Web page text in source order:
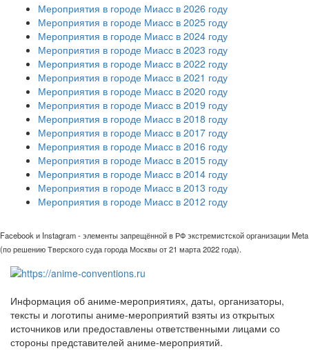
Мероприятия в городе Миасс в 2026 году
Мероприятия в городе Миасс в 2025 году
Мероприятия в городе Миасс в 2024 году
Мероприятия в городе Миасс в 2023 году
Мероприятия в городе Миасс в 2022 году
Мероприятия в городе Миасс в 2021 году
Мероприятия в городе Миасс в 2020 году
Мероприятия в городе Миасс в 2019 году
Мероприятия в городе Миасс в 2018 году
Мероприятия в городе Миасс в 2017 году
Мероприятия в городе Миасс в 2016 году
Мероприятия в городе Миасс в 2015 году
Мероприятия в городе Миасс в 2014 году
Мероприятия в городе Миасс в 2013 году
Мероприятия в городе Миасс в 2012 году
Facebook и Instagram - элементы запрещённой в РФ экстремистской организации Meta
(по решению Тверского суда города Москвы от 21 марта 2022 года).
Информация об аниме-мероприятиях, даты, организаторы,
тексты и логотипы аниме-мероприятий взяты из открытых
источников или предоставлены ответственными лицами со
стороны представителей аниме-мероприятий.